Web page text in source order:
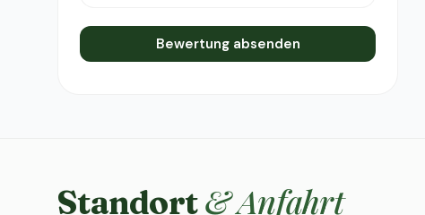
Bewertung absenden
Standort& Anfahrt